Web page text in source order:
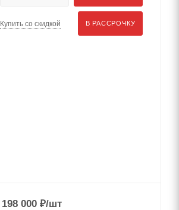
Купить со скидкой В РАССРОЧКУ
198 000 ₽/шт